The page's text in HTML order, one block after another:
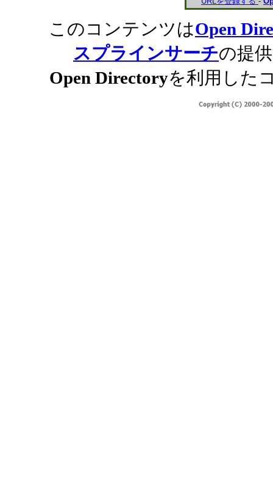
このコンテンツはOpen
スプラインサーチの提
Open Directoryを利用した